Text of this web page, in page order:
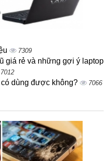
7309
giá rẻ và những gợi ý laptop
7012
dùng được không? 7066